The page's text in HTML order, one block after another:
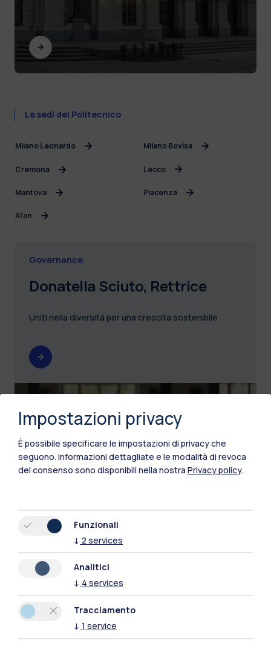
Le sedi del Politecnico
Milano Leonardo Milano Bovisa
Cremona Lecco
Mantova Piacenza
Xi’an
Governance
Donatella Sciuto, Rettrice
Uniti nella diversità per una crescita sostenibile
Ranking internazionali
Un’eccellenza in Italia e nel
mondo
Impostazioni privacy
È possibile specificare le impostazioni di privacy che
seguono. Informazioni dettagliate e le modalità di revoca
del consenso sono disponibili nella nostra Privacy policy.
Funzionali
↓ 2 services
Analitici
↓ 4 services
Tracciamento
↓ 1 service